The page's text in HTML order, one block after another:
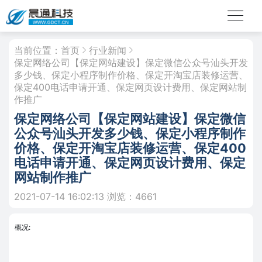
当前位置： 首页
行业新闻
保定网络公司【保定网站建设】保定微信公众号汕头开发
多少钱、保定小程序制作价格、保定开淘宝店装修运营、
保定400电话申请开通、保定网页设计费用、保定网站制
作推广
保定网络公司【保定网站建设】保定微信
公众号汕头开发多少钱、保定小程序制作
价格、保定开淘宝店装修运营、保定400
电话申请开通、保定网页设计费用、保定
网站制作推广
2021-07-14 16:02:13 浏览：4661
概况: